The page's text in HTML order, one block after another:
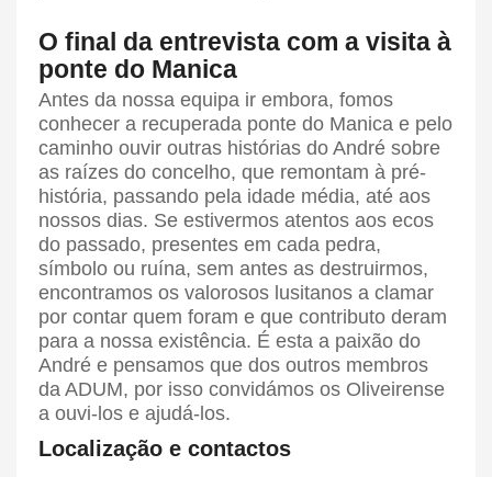
O final da entrevista com a visita à
ponte do Manica
Antes da nossa equipa ir embora, fomos
conhecer a recuperada ponte do Manica e pelo
caminho ouvir outras histórias do André sobre
as raízes do concelho, que remontam à pré-
história, passando pela idade média, até aos
nossos dias. Se estivermos atentos aos ecos
do passado, presentes em cada pedra,
símbolo ou ruína, sem antes as destruirmos,
encontramos os valorosos lusitanos a clamar
por contar quem foram e que contributo deram
para a nossa existência. É esta a paixão do
André e pensamos que dos outros membros
da ADUM, por isso convidámos os Oliveirense
a ouvi-los e ajudá-los.
Localização e contactos